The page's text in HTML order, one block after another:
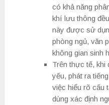
có khả năng
khí lưu thông
này được sử
phòng ngủ, văn
không gian sinh
Trên thực tế, khi
yếu, phát ra
việc hiểu rõ cấu
dùng xác định